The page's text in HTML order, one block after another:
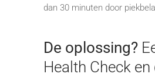
dan 30 minuten door
De oplossing?
Health Check en